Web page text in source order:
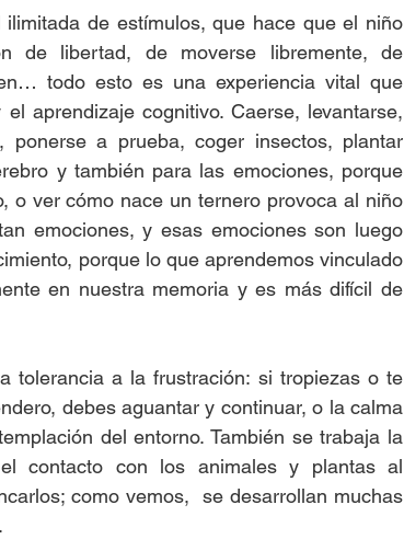
de estímulos, que hace que el niño
de libertad, de moverse libremente, de
todo esto es una experiencia vital que
aprendizaje cognitivo. Caerse, levantarse,
ponerse a prueba, coger insectos, plantar
y también para las emociones, porque
o ver cómo nace un ternero provoca al niño
emociones, y esas emociones son luego
porque lo que aprendemos vinculado
en nuestra memoria y es más difícil de
tolerancia a la frustración: si tropiezas o te
debes aguantar y continuar, o la calma
del entorno. También se trabaja la
contacto con los animales y plantas al
como vemos,  se desarrollan muchas